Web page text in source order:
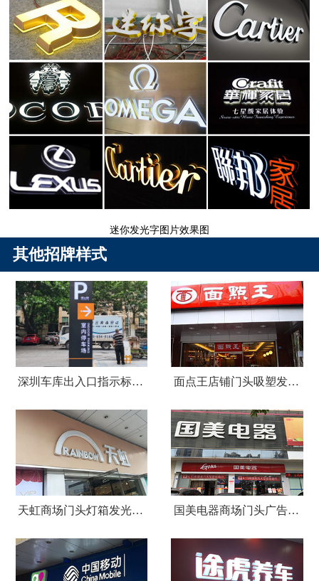
迷你发光字图片效果图
其他招牌样式
深圳车库出入口指示标识牌制作 面点王店铺门头吸塑发光字广告招牌
天虹商场门头灯箱发光字广告招牌 国美电器商场门头广告招牌设计制作安装